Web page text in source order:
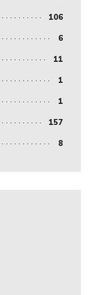
106
6
11
1
1
157
8